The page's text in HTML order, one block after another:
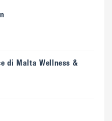
di Malta Wellness &